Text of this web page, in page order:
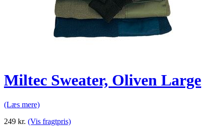
Miltec Sweater, Oliven Large
(Læs mere)
249 kr. (Vis fragtpris)